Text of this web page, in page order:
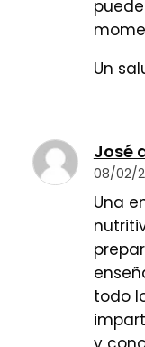
Un
José
08/02/
Una
todo